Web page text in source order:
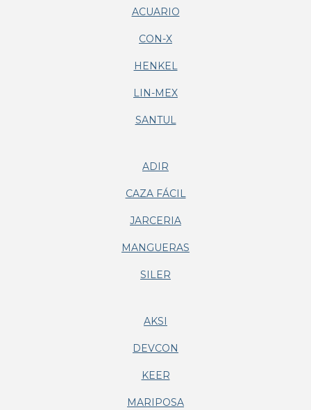
ACUARIO
CON-X
HENKEL
LIN-MEX
SANTUL
ADIR
CAZA FÁCIL
JARCERIA
MANGUERAS
SILER
AKSI
DEVCON
KEER
MARIPOSA